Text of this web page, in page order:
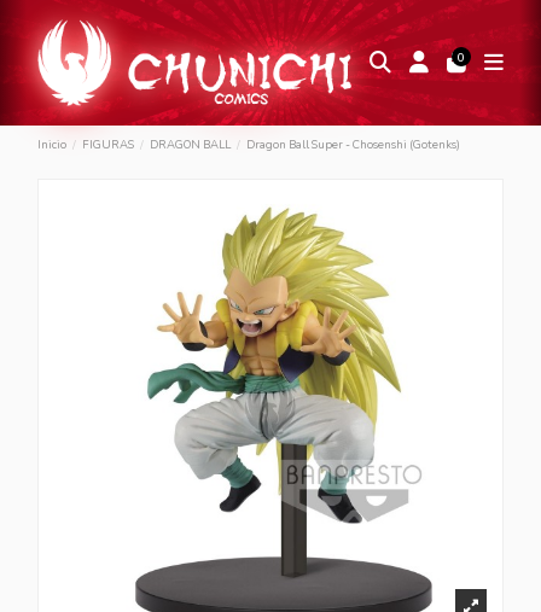
0
Inicio FIGURAS DRAGON BALL Dragon Ball Super - Chosenshi (Gotenks)